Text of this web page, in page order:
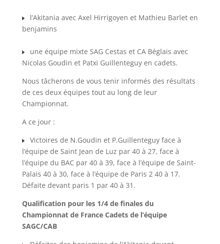
l’Akitania avec Axel Hirrigoyen et Mathieu Barlet en
benjamins
une équipe mixte SAG Cestas et CA Béglais avec
Nicolas Goudin et Patxi Guillenteguy en cadets.
Nous tâcherons de vous tenir informés des résultats
de ces deux équipes tout au long de leur
Championnat.
A ce jour :
Victoires de N.Goudin et P.Guillenteguy face à
l’équipe de Saint Jean de Luz par 40 à 27, face à
l’équipe du BAC par 40 à 39, face à l’équipe de Saint-
Palais 40 à 30, face à l’équipe de Paris 2 40 à 17.
Défaite devant paris 1 par 40 à 31.
Qualification pour les 1/4 de finales du
Championnat de France Cadets de l’équipe
SAGC/CAB